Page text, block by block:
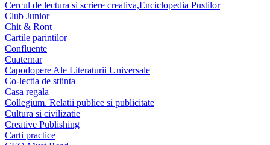
Cercul de lectura si scriere creativa,Enciclopedia Pustilor
Club Junior
Chit & Ront
Cartile parintilor
Confluente
Cuaternar
Capodopere Ale Literaturii Universale
Co-lectia de stiinta
Casa regala
Collegium. Relatii publice si publicitate
Cultura si civilizatie
Creative Publishing
Carti practice